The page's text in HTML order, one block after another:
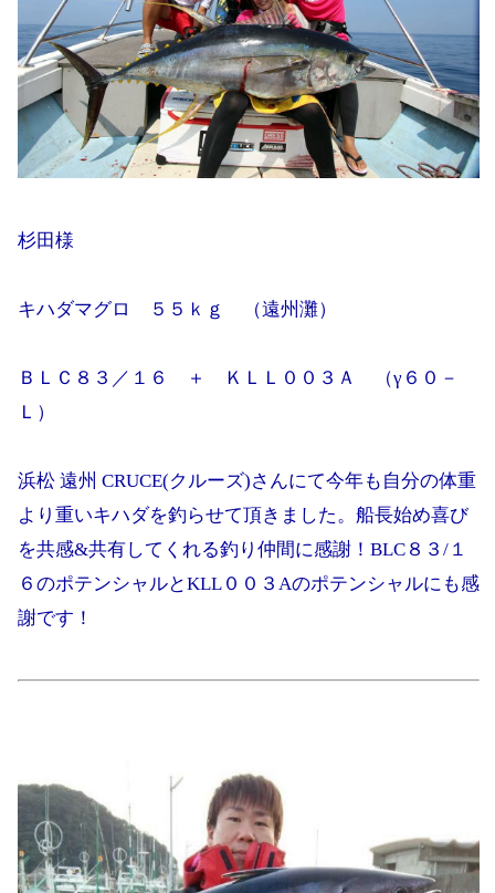
杉田様
キハダマグロ ５５ｋｇ （遠州灘）
ＢＬＣ８３／１６ ＋ ＫＬＬ００３Ａ （γ６０－
Ｌ）
浜松 遠州 CRUCE(クルーズ)さんにて今年も自分の体重
より重いキハダを釣らせて頂きました。船長始め喜び
を共感&共有してくれる釣り仲間に感謝！BLC８３/１
６のポテンシャルとKLL００３Aのポテンシャルにも感
謝です！